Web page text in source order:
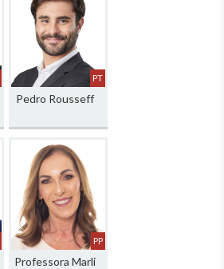
PT
Pedro Rousseff
PP
Professora Marli